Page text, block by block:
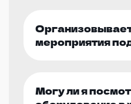
мероприятия
Могу ли я